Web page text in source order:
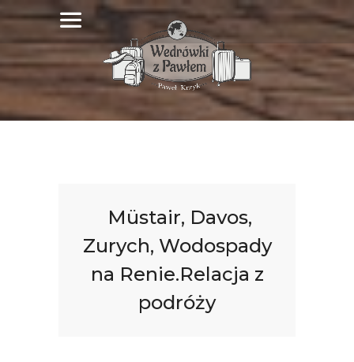
Müstair, Davos,
Zurych, Wodospady
na Renie.Relacja z
podróży